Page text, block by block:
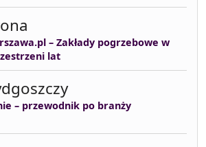
– Zakłady pogrzebowe w
lat
– przewodnik po branży